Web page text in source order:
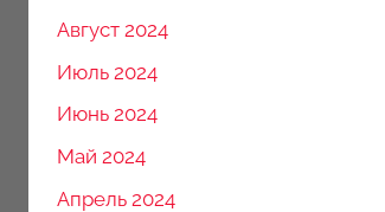
Август 2024
Июль 2024
Июнь 2024
Май 2024
Апрель 2024